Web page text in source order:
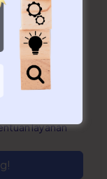
layanan